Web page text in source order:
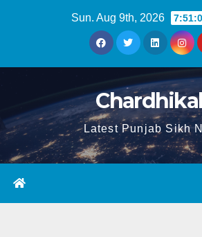
Sun. Aug 9th, 2026
Latest Punjab Sikh